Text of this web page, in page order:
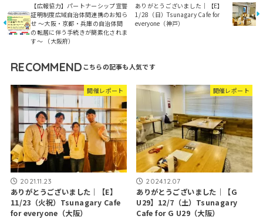
【広報協力】パートナーシップ宣誓
証明制度広域自治体間連携のお知ら
せ ～大阪・京都・兵庫の自治体間
の転居に伴う手続きが簡素化されま
す～ （大阪府）
ありがとうございました｜【E】
1/28（日）Tsunagary Cafe for
everyone（神戸）
RECOMMEND
開催レポート
2021.11.23
ありがとうございました｜【E】
11/23（火祝）Tsunagary Cafe
for everyone（大阪）
開催レポート
2024.12.07
ありがとうございました｜【G
U29】12/7（土）Tsunagary
Cafe for G U29（大阪）